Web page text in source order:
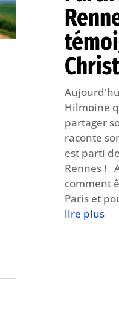
Hilmoine
partager
raconte
est parti
Rennes !
comment
Paris et
lire plus